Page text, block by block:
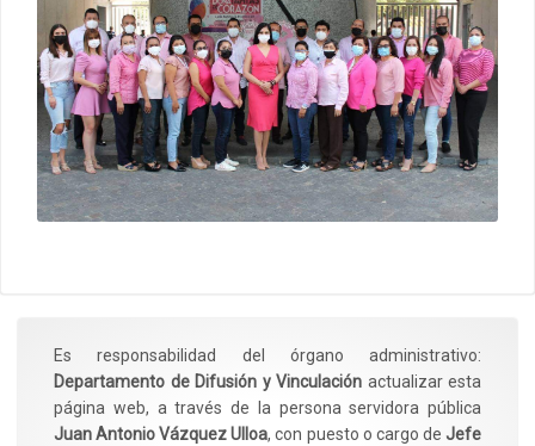
Es responsabilidad del órgano administrativo:
Departamento de Difusión y Vinculación actualizar esta
página web, a través de la persona servidora pública
Juan Antonio Vázquez Ulloa, con puesto o cargo de Jefe